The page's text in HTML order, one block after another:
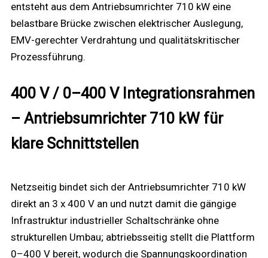
entsteht aus dem Antriebsumrichter 710 kW eine
belastbare Brücke zwischen elektrischer Auslegung,
EMV-gerechter Verdrahtung und qualitätskritischer
Prozessführung.
400 V / 0–400 V Integrationsrahmen
– Antriebsumrichter 710 kW für
klare Schnittstellen
Netzseitig bindet sich der Antriebsumrichter 710 kW
direkt an 3 x 400 V an und nutzt damit die gängige
Infrastruktur industrieller Schaltschränke ohne
strukturellen Umbau; abtriebsseitig stellt die Plattform
0–400 V bereit, wodurch die Spannungskoordination